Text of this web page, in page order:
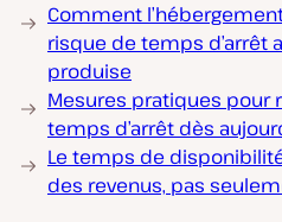
Comment
risque de temps d’arrêt
produise
Mesures pratiques pour
temps d’arrêt dès
Le temps de
des revenus, pas